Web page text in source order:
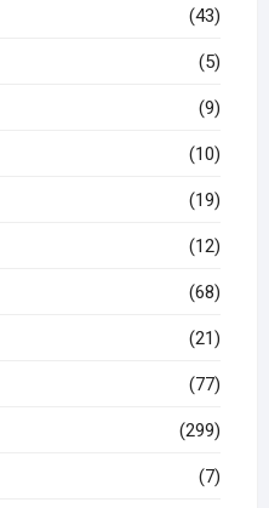
(43)
(5)
(9)
(10)
(19)
(12)
(68)
(21)
(77)
(299)
(7)